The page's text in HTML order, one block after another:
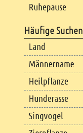
Ruhepause
Häufige Suchen
Land
Männername
Heilpflanze
Hunderasse
Singvogel